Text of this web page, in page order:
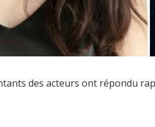
des acteurs ont répondu